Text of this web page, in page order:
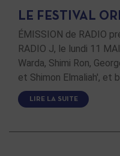
LE FESTIVAL
ÉMISSION de RADIO
RADIO J, le lundi 11
Warda, Shimi Ron,
et Shimon Elmaliah', et
LIRE LA SUITE